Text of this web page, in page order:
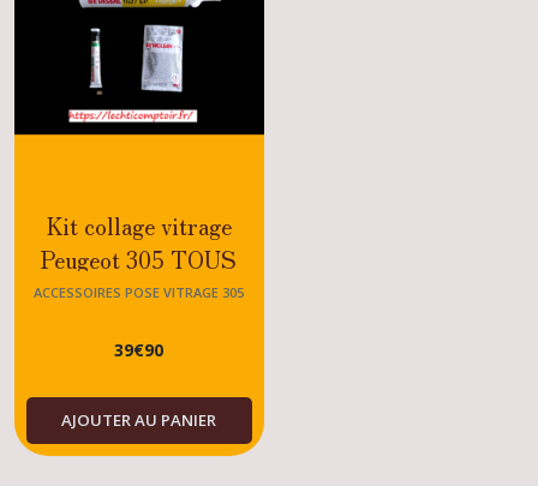
Kit collage vitrage
Peugeot 305 TOUS
MODELES - DIESEL -
ACCESSOIRES POSE VITRAGE 305
39€90
AJOUTER AU PANIER
Joints
carrosserie
vitrage
(3)
vitrage
305
(1)
305
(1)